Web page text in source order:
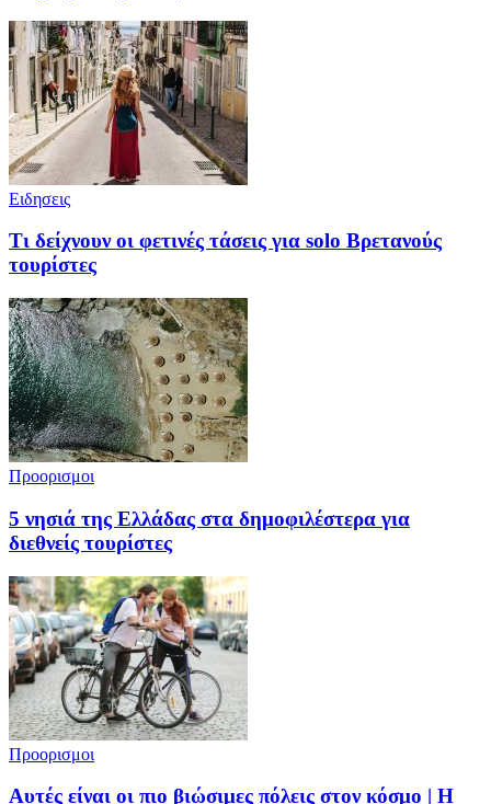
Ειδησεις
Τι δείχνουν οι φετινές τάσεις για solo Βρετανούς
τουρίστες
Προορισμοι
5 νησιά της Ελλάδας στα δημοφιλέστερα για
διεθνείς τουρίστες
Προορισμοι
Αυτές είναι οι πιο βιώσιμες πόλεις στον κόσμο | Η